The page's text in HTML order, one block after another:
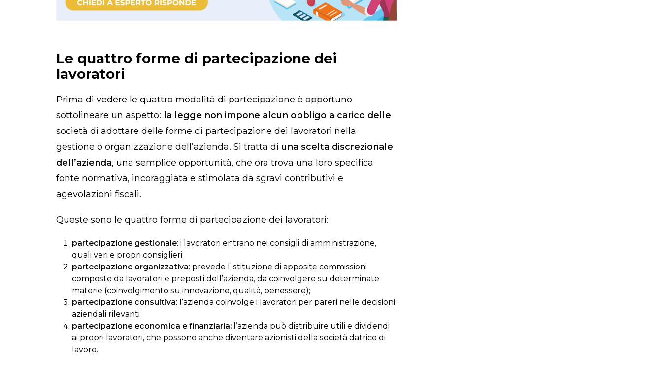
Le quattro forme di partecipazione dei
lavoratori
Prima di vedere le quattro modalità di partecipazione è opportuno
sottolineare un aspetto: la legge non impone alcun obbligo a carico delle
società di adottare delle forme di partecipazione dei lavoratori nella
gestione o organizzazione dell’azienda. Si tratta di una scelta discrezionale
dell’azienda, una semplice opportunità, che ora trova una loro specifica
fonte normativa, incoraggiata e stimolata da sgravi contributivi e
agevolazioni fiscali.
Queste sono le quattro forme di partecipazione dei lavoratori:
partecipazione gestionale: i lavoratori entrano nei consigli di amministrazione,
quali veri e propri consiglieri;
partecipazione organizzativa: prevede l’istituzione di apposite commissioni
composte da lavoratori e preposti dell’azienda, da coinvolgere su determinate
materie (coinvolgimento su innovazione, qualità, benessere);
partecipazione consultiva: l’azienda coinvolge i lavoratori per pareri nelle decisioni
aziendali rilevanti
partecipazione economica e finanziaria: l’azienda può distribuire utili e dividendi
ai propri lavoratori, che possono anche diventare azionisti della società datrice di
lavoro.